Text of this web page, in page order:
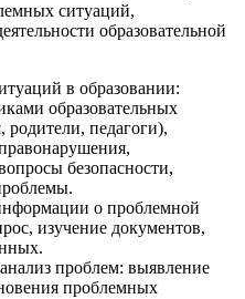
ситуаций,
образовательной
в образовании:
образовательных
педагоги),
безопасности,
о проблемной
изучение документов,
проблем: выявление
проблемных